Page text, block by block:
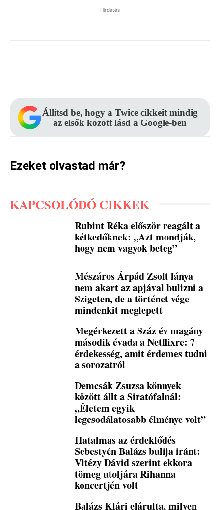
Hirdetés
Állítsd be, hogy a Twice cikkeit mindig
az elsők között lásd a Google-ben
Ezeket olvastad már?
KAPCSOLÓDÓ CIKKEK
Rubint Réka először reagált a
kétkedőknek: „Azt mondják,
hogy nem vagyok beteg”
Mészáros Árpád Zsolt lánya
nem akart az apjával bulizni a
Szigeten, de a történet vége
mindenkit meglepett
Megérkezett a Száz év magány
második évada a Netflixre: 7
érdekesség, amit érdemes tudni
a sorozatról
Demcsák Zsuzsa könnyek
között állt a Siratófalnál:
„Életem egyik
legcsodálatosabb élménye volt”
Hatalmas az érdeklődés
Sebestyén Balázs bulija iránt:
Vitézy Dávid szerint ekkora
tömeg utoljára Rihanna
koncertjén volt
Balázs Klári elárulta, milyen